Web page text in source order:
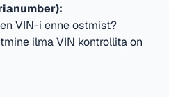
VIN-i enne ostmist?
ilma VIN kontrollita on